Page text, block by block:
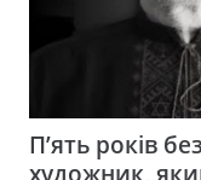
П’ять років
художник,